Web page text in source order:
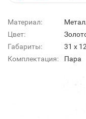
Материал:
Цвет:
Габариты:
31 х
Комплектация:
Пара